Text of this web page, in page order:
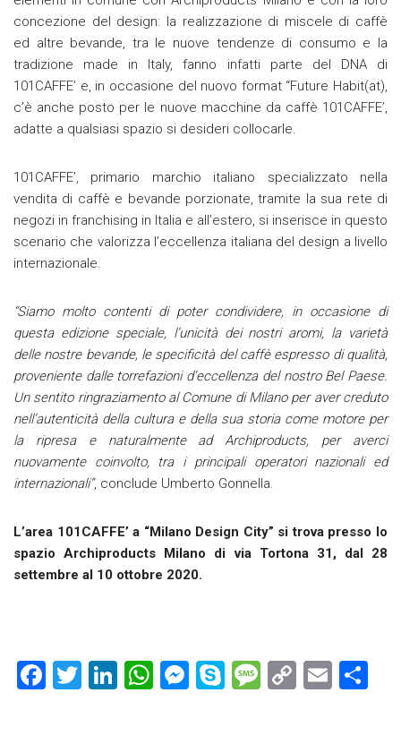
concezione del design: la realizzazione di miscele di caffè
ed altre bevande, tra le nuove tendenze di consumo e la
tradizione made in Italy, fanno infatti parte del DNA di
101CAFFE’ e, in occasione del nuovo format “Future Habit(at),
c’è anche posto per le nuove macchine da caffè 101CAFFE’,
adatte a qualsiasi spazio si desideri collocarle.
101CAFFE’, primario marchio italiano specializzato nella
vendita di caffè e bevande porzionate, tramite la sua rete di
negozi in franchising in Italia e all’estero, si inserisce in questo
scenario che valorizza l’eccellenza italiana del design a livello
internazionale.
“Siamo molto contenti di poter condividere, in occasione di
questa edizione speciale, l’unicità dei nostri aromi, la varietà
delle nostre bevande, le specificità del caffè espresso di qualità,
proveniente dalle torrefazioni d’eccellenza del nostro Bel Paese.
Un sentito ringraziamento al Comune di Milano per aver creduto
nell’autenticità della cultura e della sua storia come motore per
la ripresa e naturalmente ad Archiproducts, per averci
nuovamente coinvolto, tra i principali operatori nazionali ed
internazionali”, conclude Umberto Gonnella.
L’area 101CAFFE’ a “Milano Design City” si trova presso lo
spazio Archiproducts Milano di via Tortona 31, dal 28
settembre al 10 ottobre 2020.
F
T
Li
W M S
M C
E